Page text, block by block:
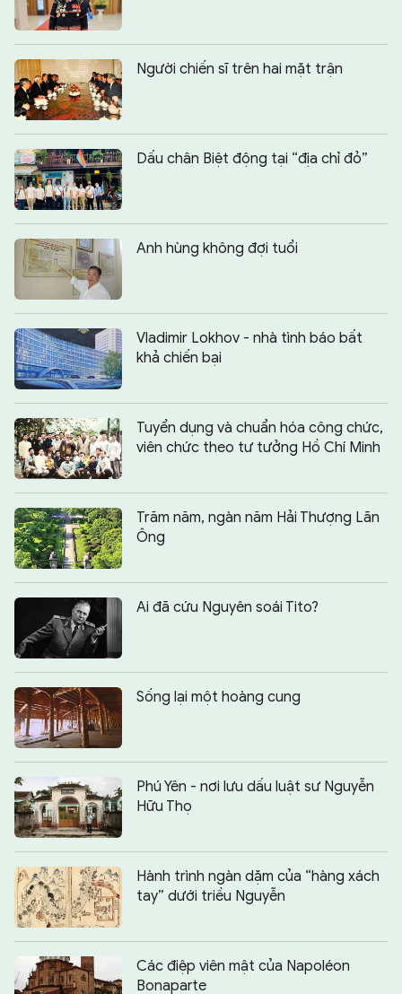
Người chiến sĩ trên hai mặt trận
Dấu chân Biệt động tại “địa chỉ đỏ”
Anh hùng không đợi tuổi
Vladimir Lokhov - nhà tình báo bất
khả chiến bại
Tuyển dụng và chuẩn hóa công chức,
viên chức theo tư tưởng Hồ Chí Minh
Trăm năm, ngàn năm Hải Thượng Lãn
Ông
Ai đã cứu Nguyên soái Tito?
Sống lại một hoàng cung
Phú Yên - nơi lưu dấu luật sư Nguyễn
Hữu Thọ
Hành trình ngàn dặm của “hàng xách
tay” dưới triều Nguyễn
Các điệp viên mật của Napoléon
Bonaparte